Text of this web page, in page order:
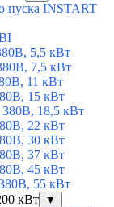
пуска INSTART
5,5 кВт
7,5 кВт
11 кВт
15 кВт
18,5 кВт
22 кВт
30 кВт
37 кВт
45 кВт
55 кВт
кВт
▼